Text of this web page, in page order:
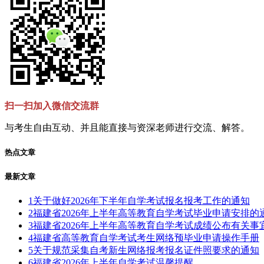
扫一扫加入微信交流群
与考生自由互动、并且能直接与资深老师进行交流、解答。
热点文章
最新文章
1 关于做好2026年下半年自学考试报名报考工作的通知
2福建省2026年上半年高等教育自学考试毕业申请安排的
3福建省2026年上半年高等教育自学考试成绩公布有关事
4福建省高等教育自学考试考生网络预毕业申请操作手册
5关于规范采集自考新生网络报考报名证件照要求的通知